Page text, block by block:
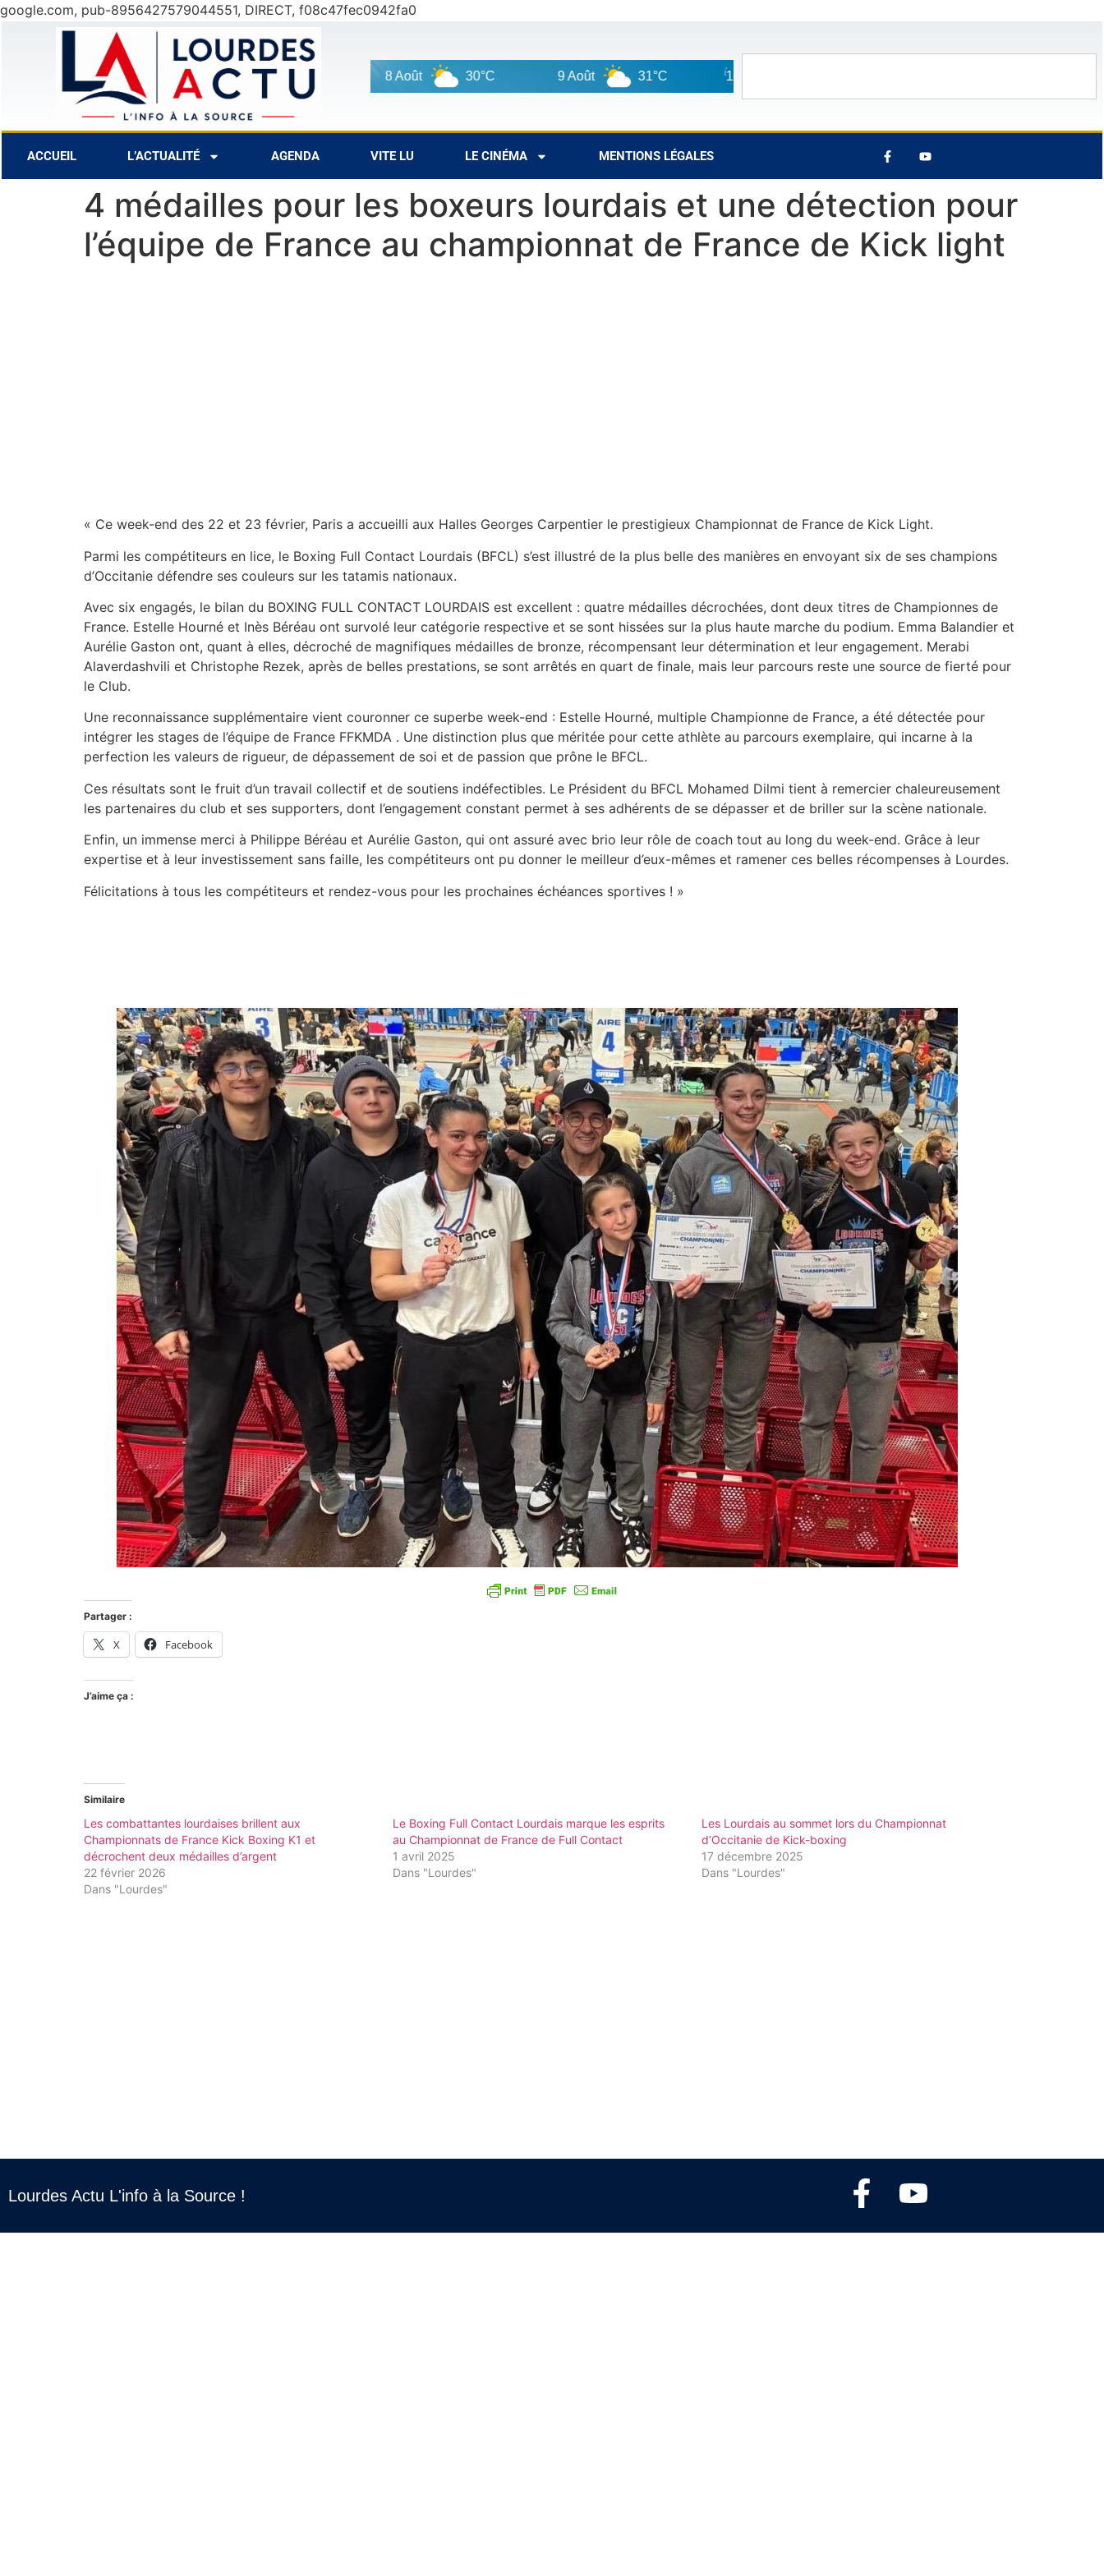
google.com, pub-8956427579044551, DIRECT, f08c47fec0942fa0
7 Août 28°C 30°C 31°C 10 Août
ACCUEIL L’ACTUALITÉ AGENDA VITE LU LE CINÉMA MENTIONS LÉGALES
4 médailles pour les boxeurs lourdais et une détection pour
l’équipe de France au championnat de France de Kick light
« Ce week-end des 22 et 23 février, Paris a accueilli aux Halles Georges Carpentier le prestigieux Championnat de France de Kick Light.
Parmi les compétiteurs en lice, le Boxing Full Contact Lourdais (BFCL) s’est illustré de la plus belle des manières en envoyant six de ses champions
d’Occitanie défendre ses couleurs sur les tatamis nationaux.
Avec six engagés, le bilan du BOXING FULL CONTACT LOURDAIS est excellent : quatre médailles décrochées, dont deux titres de Championnes de
France. Estelle Hourné et Inès Béréau ont survolé leur catégorie respective et se sont hissées sur la plus haute marche du podium. Emma Balandier et
Aurélie Gaston ont, quant à elles, décroché de magnifiques médailles de bronze, récompensant leur détermination et leur engagement. Merabi
Alaverdashvili et Christophe Rezek, après de belles prestations, se sont arrêtés en quart de finale, mais leur parcours reste une source de fierté pour
le Club.
Une reconnaissance supplémentaire vient couronner ce superbe week-end : Estelle Hourné, multiple Championne de France, a été détectée pour
intégrer les stages de l’équipe de France FFKMDA . Une distinction plus que méritée pour cette athlète au parcours exemplaire, qui incarne à la
perfection les valeurs de rigueur, de dépassement de soi et de passion que prône le BFCL.
Ces résultats sont le fruit d’un travail collectif et de soutiens indéfectibles. Le Président du BFCL Mohamed Dilmi tient à remercier chaleureusement
les partenaires du club et ses supporters, dont l’engagement constant permet à ses adhérents de se dépasser et de briller sur la scène nationale.
Enfin, un immense merci à Philippe Béréau et Aurélie Gaston, qui ont assuré avec brio leur rôle de coach tout au long du week-end. Grâce à leur
expertise et à leur investissement sans faille, les compétiteurs ont pu donner le meilleur d’eux-mêmes et ramener ces belles récompenses à Lourdes.
Félicitations à tous les compétiteurs et rendez-vous pour les prochaines échéances sportives ! »
Partager :
X Facebook
J’aime ça :
Similaire
Les combattantes lourdaises brillent aux
Championnats de France Kick Boxing K1 et
décrochent deux médailles d’argent
22 février 2026
Dans "Lourdes"
Le Boxing Full Contact Lourdais marque les esprits
au Championnat de France de Full Contact
1 avril 2025
Dans "Lourdes"
Les Lourdais au sommet lors du Championnat
d’Occitanie de Kick-boxing
17 décembre 2025
Dans "Lourdes"
Lourdes Actu L'info à la Source !